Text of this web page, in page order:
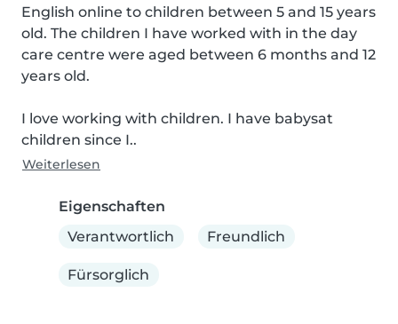
English online to children between 5 and 15 years
old. The children I have worked with in the day
care centre were aged between 6 months and 12
years old.
I love working with children. I have babysat
children since I..
Weiterlesen
Eigenschaften
Verantwortlich
Freundlich
Fürsorglich